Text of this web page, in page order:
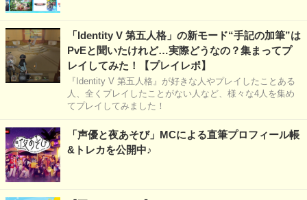
「Identity V 第五人格」の新モード“手記の加筆”は
PvEと聞いたけれど…実際どうなの？集まってプ
レイしてみた！【プレイレポ】
『Identity V 第五人格』が好きな人やプレイしたことある
人、全くプレイしたことがない人など、様々な4人を集め
てプレイしてみました！
「声優と夜あそび」MCによる直筆プロフィール帳
&トレカを公開中♪